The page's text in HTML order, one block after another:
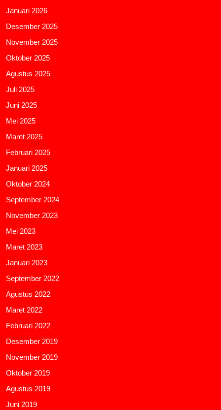
Januari 2026
Desember 2025
November 2025
Oktober 2025
Agustus 2025
Juli 2025
Juni 2025
Mei 2025
Maret 2025
Februari 2025
Januari 2025
Oktober 2024
September 2024
November 2023
Mei 2023
Maret 2023
Januari 2023
September 2022
Agustus 2022
Maret 2022
Februari 2022
Desember 2019
November 2019
Oktober 2019
Agustus 2019
Juni 2019